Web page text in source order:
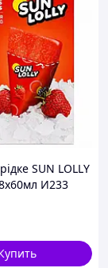
SUN LOLLY
И233